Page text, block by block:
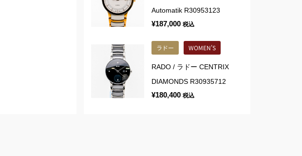
Automatik R30953123
¥187,000 税込
ラドー WOMEN'S
RADO / ラドー CENTRIX
DIAMONDS R30935712
¥180,400 税込